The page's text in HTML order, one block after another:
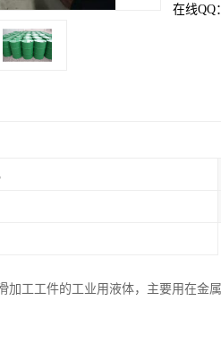
在线QQ：
加工工件的工业用液体，主要用在金